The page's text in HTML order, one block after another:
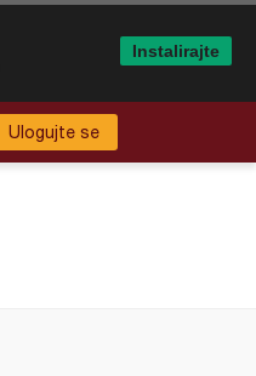
Ulogujte se
Instalirajte